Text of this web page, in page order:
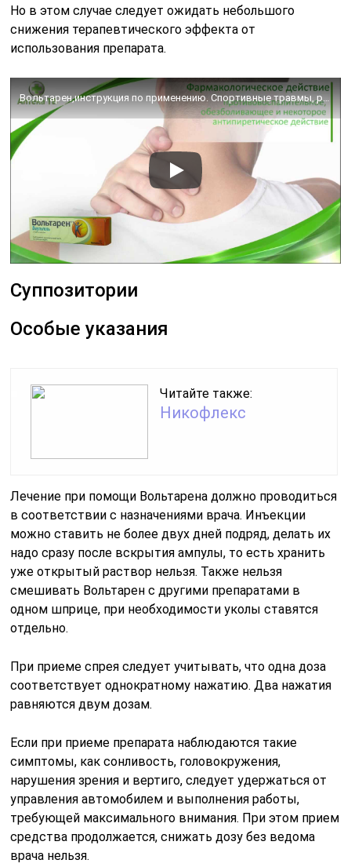
Но в этом случае следует ожидать небольшого
снижения терапевтического эффекта от
использования препарата.
Вольтарен,инструкция по применению. Спортивные травмы, ревматические заболевания мягких тканей.
Суппозитории
Особые указания
Читайте также:
Никофлекс
Лечение при помощи Вольтарена должно проводиться
в соответствии с назначениями врача. Инъекции
можно ставить не более двух дней подряд, делать их
надо сразу после вскрытия ампулы, то есть хранить
уже открытый раствор нельзя. Также нельзя
смешивать Вольтарен с другими препаратами в
одном шприце, при необходимости уколы ставятся
отдельно.
При приеме спрея следует учитывать, что одна доза
соответствует однократному нажатию. Два нажатия
равняются двум дозам.
Если при приеме препарата наблюдаются такие
симптомы, как сонливость, головокружения,
нарушения зрения и вертиго, следует удержаться от
управления автомобилем и выполнения работы,
требующей максимального внимания. При этом прием
средства продолжается, снижать дозу без ведома
врача нельзя.